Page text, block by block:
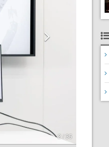
2 / 35